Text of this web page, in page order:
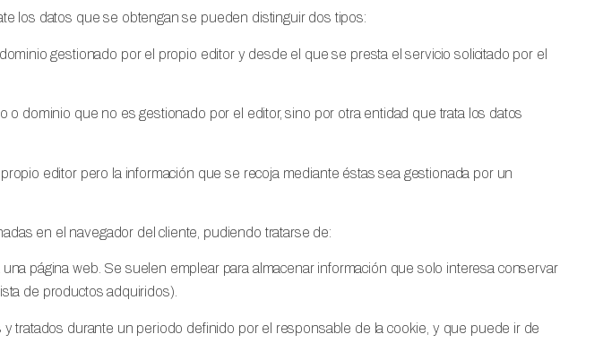
los datos que se obtengan se pueden distinguir dos tipos:
gestionado por el propio editor y desde el que se presta el servicio solicitado por el
dominio que no es gestionado por el editor, sino por otra entidad que trata los datos
editor pero la información que se recoja mediante éstas sea gestionada por un
en el navegador del cliente, pudiendo tratarse de:
página web. Se suelen emplear para almacenar información que solo interesa conservar
de productos adquiridos).
tratados durante un periodo definido por el responsable de la cookie, y que puede ir de